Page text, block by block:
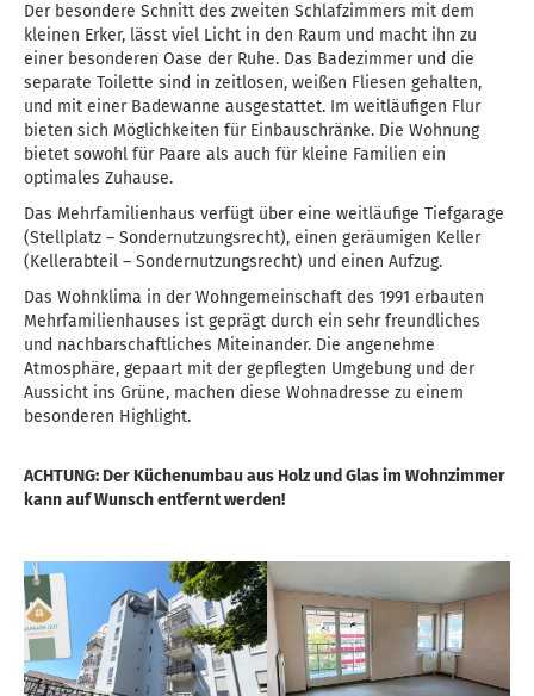
Der besondere Schnitt des zweiten Schlafzimmers mit dem
kleinen Erker, lässt viel Licht in den Raum und macht ihn zu
einer besonderen Oase der Ruhe. Das Badezimmer und die
separate Toilette sind in zeitlosen, weißen Fliesen gehalten,
und mit einer Badewanne ausgestattet. Im weitläufigen Flur
bieten sich Möglichkeiten für Einbauschränke. Die Wohnung
bietet sowohl für Paare als auch für kleine Familien ein
optimales Zuhause.
Das Mehrfamilienhaus verfügt über eine weitläufige Tiefgarage
(Stellplatz – Sondernutzungsrecht), einen geräumigen Keller
(Kellerabteil – Sondernutzungsrecht) und einen Aufzug.
Das Wohnklima in der Wohngemeinschaft des 1991 erbauten
Mehrfamilienhauses ist geprägt durch ein sehr freundliches
und nachbarschaftliches Miteinander. Die angenehme
Atmosphäre, gepaart mit der gepflegten Umgebung und der
Aussicht ins Grüne, machen diese Wohnadresse zu einem
besonderen Highlight.
ACHTUNG: Der Küchenumbau aus Holz und Glas im Wohnzimmer
kann auf Wunsch entfernt werden!